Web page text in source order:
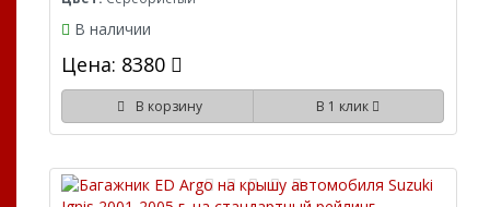
В наличии
Цена: 8380
В корзину В 1 клик